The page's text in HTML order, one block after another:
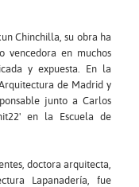
Chinchilla, su obra ha
vencedora en muchos
y expuesta. En la
de Madrid y
junto a Carlos
en la Escuela de
doctora arquitecta,
Lapanadería, fue